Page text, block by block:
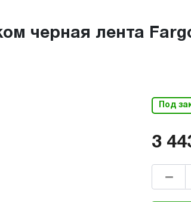
черная лента
Под
3